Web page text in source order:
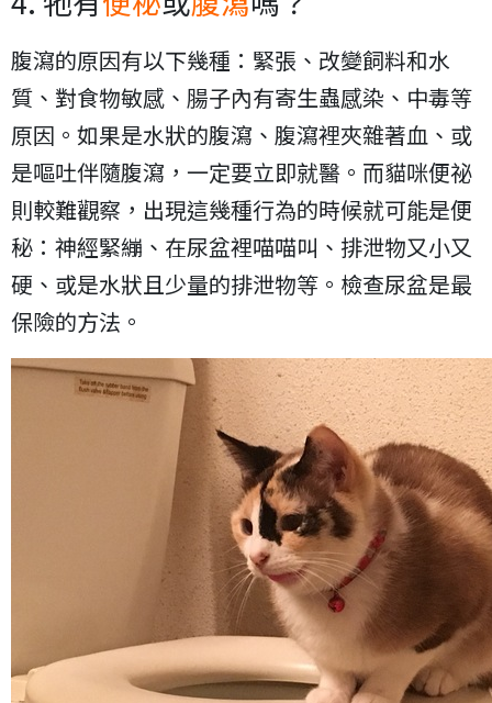
腹瀉的原因有以下幾種：緊張、改變飼料和水
質、對食物敏感、腸子內有寄生蟲感染、中毒等
原因。如果是水狀的腹瀉、腹瀉裡夾雜著血、或
是嘔吐伴隨腹瀉，一定要立即就醫。而貓咪便祕
則較難觀察，出現這幾種行為的時候就可能是便
秘：神經緊繃、在尿盆裡喵喵叫、排泄物又小又
硬、或是水狀且少量的排泄物等。檢查尿盆是最
保險的方法。